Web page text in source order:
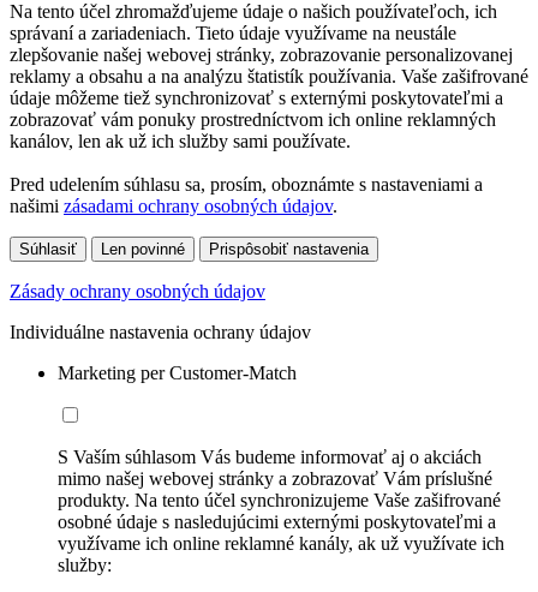
Na tento účel zhromažďujeme údaje o našich používateľoch, ich
správaní a zariadeniach. Tieto údaje využívame na neustále
zlepšovanie našej webovej stránky, zobrazovanie personalizovanej
reklamy a obsahu a na analýzu štatistík používania. Vaše zašifrované
údaje môžeme tiež synchronizovať s externými poskytovateľmi a
zobrazovať vám ponuky prostredníctvom ich online reklamných
kanálov, len ak už ich služby sami používate.
Pred udelením súhlasu sa, prosím, oboznámte s nastaveniami a
našimi zásadami ochrany osobných údajov.
Súhlasiť Len povinné Prispôsobiť nastavenia
Zásady ochrany osobných údajov
Individuálne nastavenia ochrany údajov
Marketing per Customer-Match
S Vaším súhlasom Vás budeme informovať aj o akciách
mimo našej webovej stránky a zobrazovať Vám príslušné
produkty. Na tento účel synchronizujeme Vaše zašifrované
osobné údaje s nasledujúcimi externými poskytovateľmi a
využívame ich online reklamné kanály, ak už využívate ich
služby: